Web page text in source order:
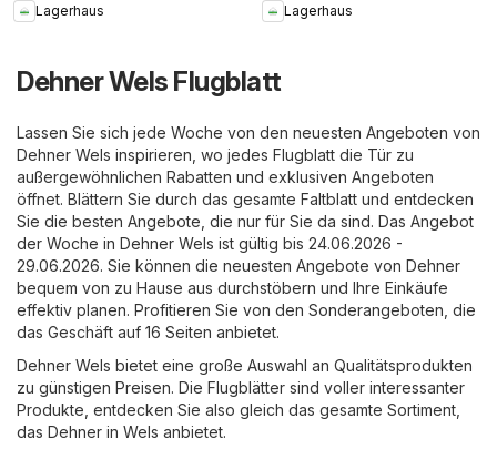
Lagerhaus
Lagerhaus
Dehner Wels Flugblatt
Lassen Sie sich jede Woche von den neuesten Angeboten von
Dehner Wels inspirieren, wo jedes Flugblatt die Tür zu
außergewöhnlichen Rabatten und exklusiven Angeboten
öffnet. Blättern Sie durch das gesamte Faltblatt und entdecken
Sie die besten Angebote, die nur für Sie da sind. Das Angebot
der Woche in Dehner Wels ist gültig bis 24.06.2026 -
29.06.2026. Sie können die neuesten Angebote von Dehner
bequem von zu Hause aus durchstöbern und Ihre Einkäufe
effektiv planen. Profitieren Sie von den Sonderangeboten, die
das Geschäft auf 16 Seiten anbietet.
Dehner Wels bietet eine große Auswahl an Qualitätsprodukten
zu günstigen Preisen. Die Flugblätter sind voller interessanter
Produkte, entdecken Sie also gleich das gesamte Sortiment,
das Dehner in Wels anbietet.